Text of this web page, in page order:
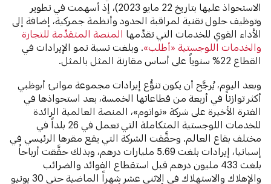
الاستحواذ عليها بتاريخ 22 مايو 2023)، إذ أسهمت في تطوير
وتوظيف حلول تقنية لمراقبة الحدود وأنظمة جمركية، إضافة إلى
الأداء القوي للخدمات التي تقدِّمها المنصة المتقدِّمة للتجارة
والخدمات اللوجستية «أطلب». وبلغت نسبة نمو الإيرادات في
القطاع 22% سنوياً على أساس مقارنة المثل بالمثل.
وبعد اليوم، يُرجَّح أن يكون تنوُّع إيرادات مجموعة موانئ أبوظبي
أكثر توازناً في أربعة من قطاعاتها الخمسة، بعد استحواذها في
الفترة الأخيرة على شركة «نواتوم»، المنصة العالمية الرائدة
للخدمات اللوجستية المتكاملة التي تعمل في 26 بلداً في
مختلف بقاع العالم. وحقَّقت الشركة التي يقع مقرها الرئيسي في
إسبانيا، إيرادات بلغت 5.69 مليارات درهم، وبذلك حقَّقت أرباحاً
بلغت 433 مليون درهم قبل استقطاع الفوائد والضرائب
والإهلاك والاستهلاك في الاثني عشر شهراً الماضية حتى 30 يونيو